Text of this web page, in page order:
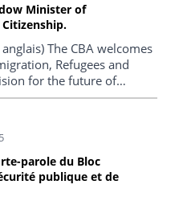
Minister of
The CBA welcomes
Refugees and
for the future of
parole du Bloc
publique et de